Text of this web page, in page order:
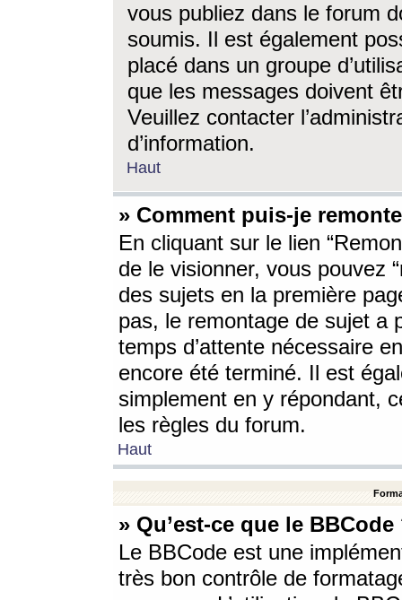
vous publiez dans le forum
soumis. Il est également
placé dans un groupe
que les messages doivent
Veuillez contacter
d’information.
Haut
» Comment puis-je
En cliquant sur le lien
de le visionner, vous pouvez
des sujets en la première
pas, le remontage de sujet a
temps d’attente nécessaire
encore été terminé. Il est
simplement en y répondant,
les règles du forum.
Haut
» Qu’est-ce que le BBCode
Le BBCode est une
très bon contrôle de